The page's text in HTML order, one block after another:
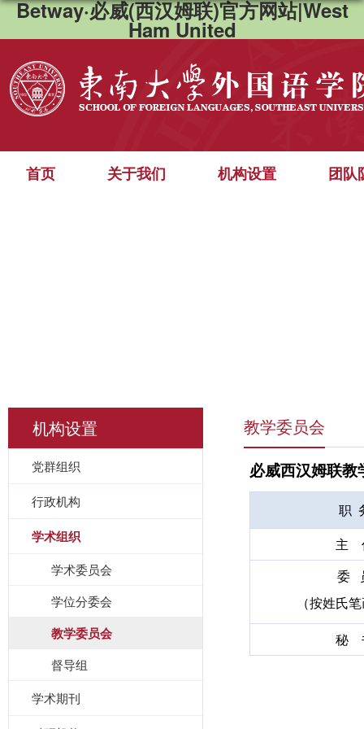
Betway·必威(西汉姆联)官方网站|West
Ham United
首页 关于我们 机构设置 团队
机构设置
党群组织
行政机构
学术组织
学术委员会
学位分委会
教学委员会
督导组
学术期刊
教学委员会
必威西汉姆联教
职
主
委
（按姓氏
秘